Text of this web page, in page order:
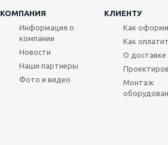
КОМПАНИЯ КЛИЕНТУ
Информация о
компании
Новости
Наши партнеры
Фото и видео
Как
Как
О доставке
Монтаж